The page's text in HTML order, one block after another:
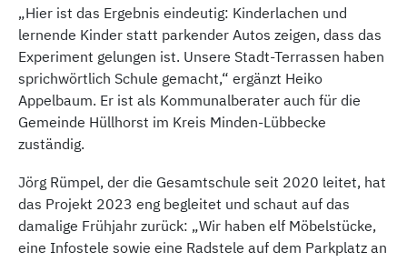
„Hier ist das Ergebnis eindeutig: Kinderlachen und
lernende Kinder statt parkender Autos zeigen, dass das
Experiment gelungen ist. Unsere Stadt-Terrassen haben
sprichwörtlich Schule gemacht,“ ergänzt Heiko
Appelbaum. Er ist als Kommunalberater auch für die
Gemeinde Hüllhorst im Kreis Minden-Lübbecke
zuständig.
Jörg Rümpel, der die Gesamtschule seit 2020 leitet, hat
das Projekt 2023 eng begleitet und schaut auf das
damalige Frühjahr zurück: „Wir haben elf Möbelstücke,
eine Infostele sowie eine Radstele auf dem Parkplatz an